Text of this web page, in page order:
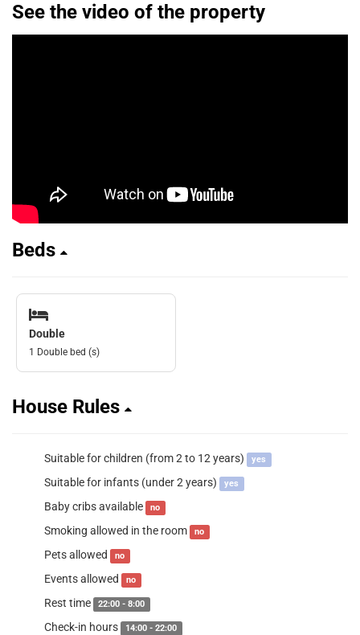
See the video of the property
Beds
Double
1 Double bed (s)
House Rules
Suitable for children (from 2 to 12 years) yes
Suitable for infants (under 2 years) yes
Baby cribs available no
Smoking allowed in the room no
Pets allowed no
Events allowed no
Rest time 22:00 - 8:00
Check-in hours 14:00 - 22:00